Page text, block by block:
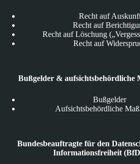
Recht auf
Recht auf
Recht auf Löschung
Recht auf
Bußgelder & aufsichtsbehördliche
Bußgelder
Aufsichtsbehördliche
Bundesbeauftragte für den
Informationsfreiheit